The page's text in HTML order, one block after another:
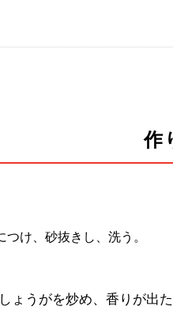
作
け、砂抜きし、洗う。
ょうがを炒め、香りが出